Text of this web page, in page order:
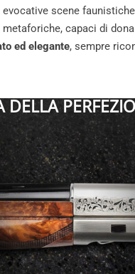
evocative scene
metaforiche, capaci di
ed elegante, sempre
DELLA